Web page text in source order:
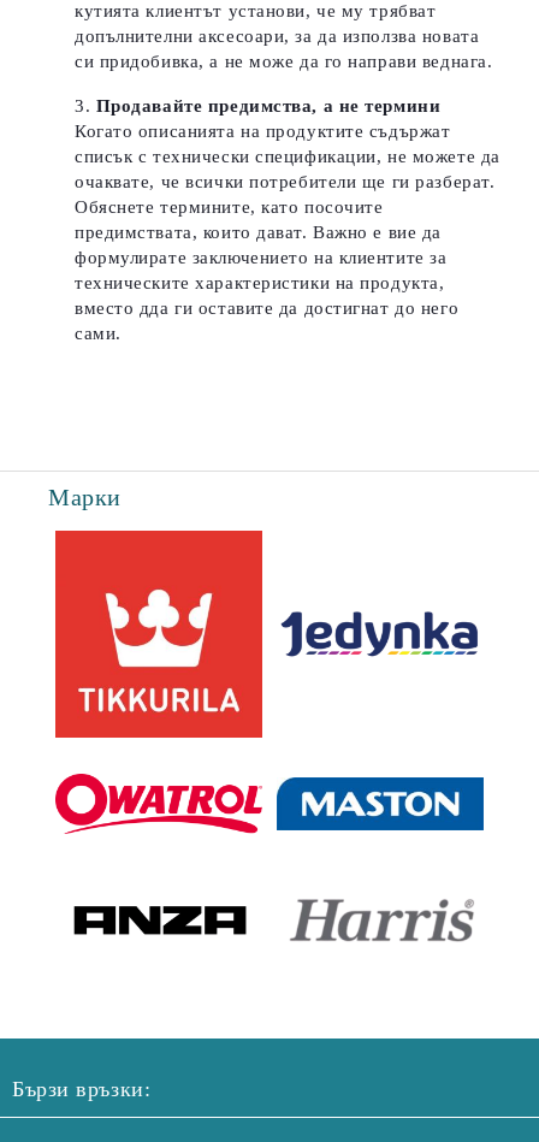
кутията клиентът установи, че му трябват
допълнителни аксесоари, за да използва новата
си придобивка, а не може да го направи веднага.
Продавайте предимства, а не термини
Когато описанията на продуктите съдържат
списък с технически спецификации, не можете да
очаквате, че всички потребители ще ги разберат.
Обяснете термините, като посочите
предимствата, които дават. Важно е вие да
формулирате заключението на клиентите за
техническите характеристики на продукта,
вместо дда ги оставите да достигнат до него
сами.
Марки
Бързи връзки: